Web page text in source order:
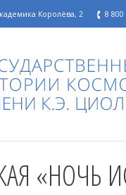
Королёва, 2 8 800
«НОЧЬ